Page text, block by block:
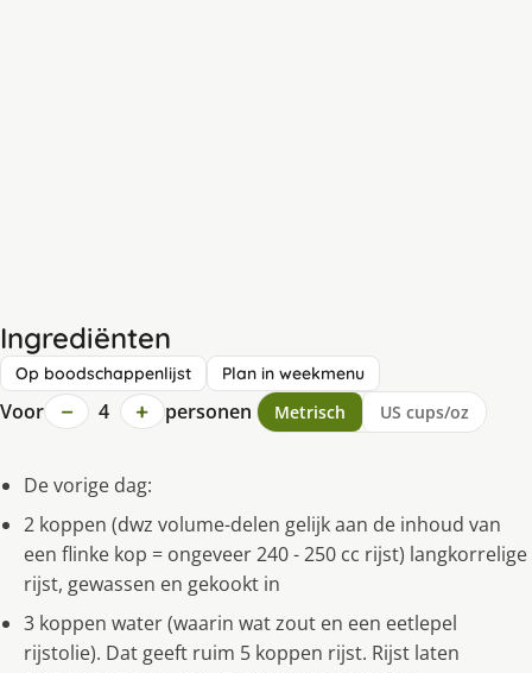
Ingrediënten
Op boodschappenlijst Plan in weekmenu
Voor − 4 + personen Metrisch US cups/oz
De vorige dag:
2 koppen (dwz volume-delen gelijk aan de inhoud van
een flinke kop = ongeveer 240 - 250 cc rijst) langkorrelige
rijst, gewassen en gekookt in
3 koppen water (waarin wat zout en een eetlepel
rijstolie). Dat geeft ruim 5 koppen rijst. Rijst laten